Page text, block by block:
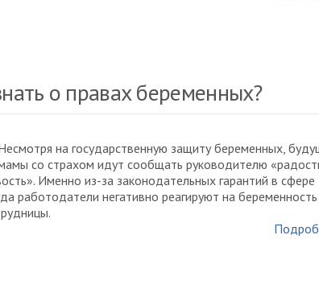
о правах беременных?
на государственную защиту беременных,
со страхом идут сообщать руководителю
Именно из-за законодательных гарантий в сфере
работодатели негативно реагируют на беременность